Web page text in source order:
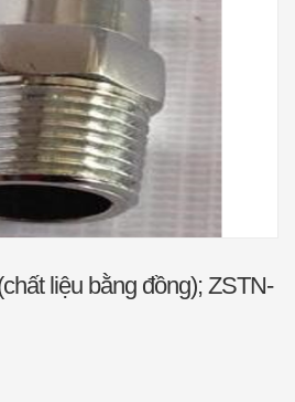
liệu bằng đồng); ZSTN-